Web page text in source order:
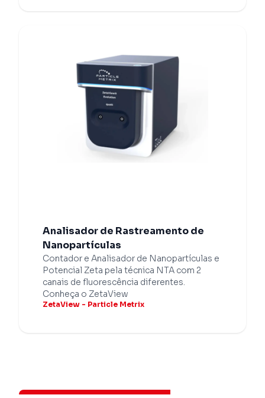
Analisador de Rastreamento de
Nanopartículas
Contador e Analisador de Nanopartículas e
Potencial Zeta pela técnica NTA com 2
canais de fluorescência diferentes.
Conheça o ZetaView
ZetaView - Particle Metrix